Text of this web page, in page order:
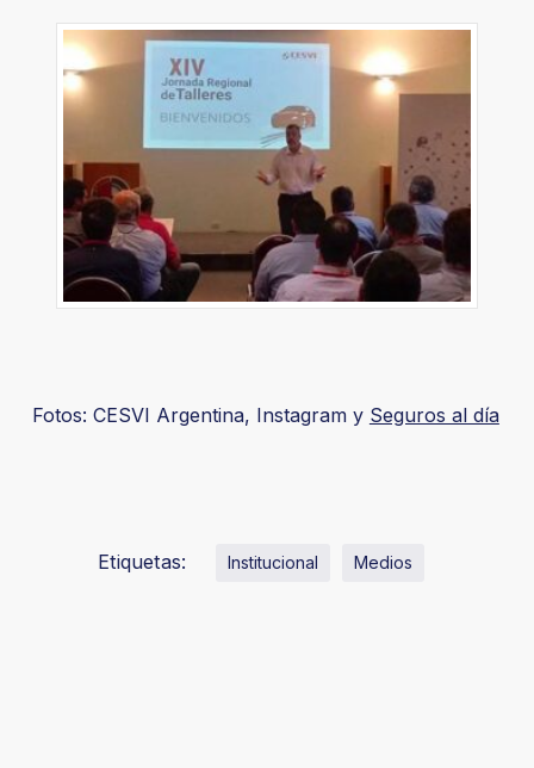
Fotos: CESVI Argentina, Instagram y Seguros al día
Etiquetas: Institucional Medios